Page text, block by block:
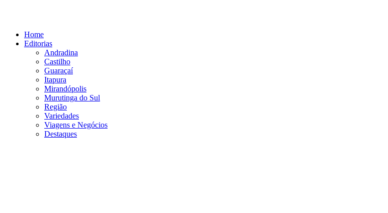
conteúdoHome
Editorias
Andradina
Castilho
Guaraçaí
Itapura
Mirandópolis
Murutinga do Sul
Região
Variedades
Viagens e Negócios
Destaques